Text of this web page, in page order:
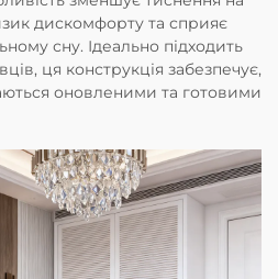
дискомфорту та сприяє
сну. Ідеально підходить
ця конструкція забезпечує,
оновленими та готовими